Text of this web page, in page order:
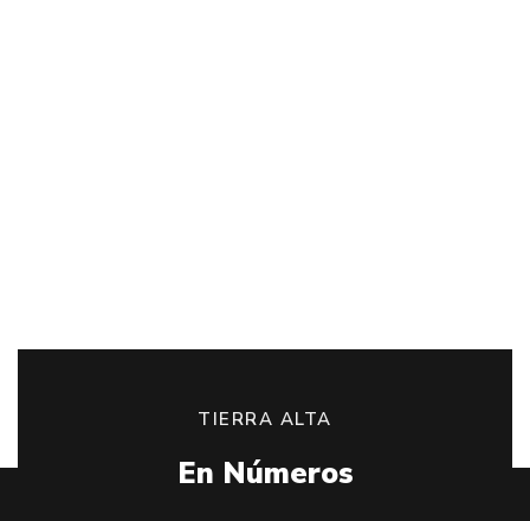
TIERRA ALTA
En Números